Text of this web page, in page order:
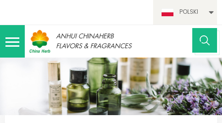
POLSKI
ANHUI CHINAHERB
FLAVORS & FRAGRANCES